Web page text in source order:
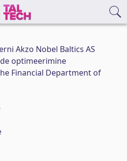
Akzo Nobel Baltics AS
optimeerimine
Financial Department of